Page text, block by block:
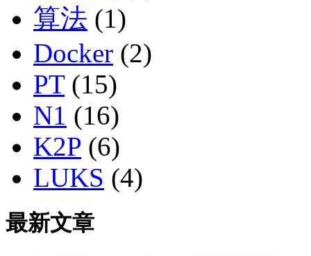
算法 (1)
Docker (2)
PT(15)
N1 (16)
K2P (6)
LUKS (4)
最新文章